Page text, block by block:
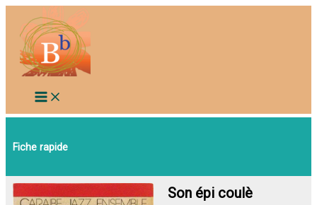
contenu
Fiche rapide
Son épi coulè